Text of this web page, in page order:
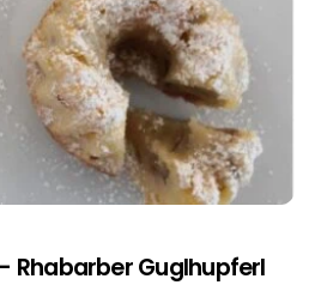
Rhabarber Guglhupferl